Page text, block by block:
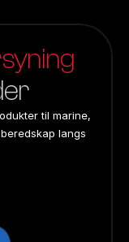
til marine,
langs